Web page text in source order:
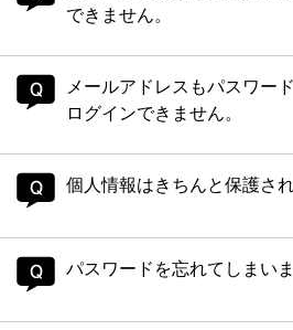
できません。
メールアドレスもパスワー
ログインできません。
個人情報はきちんと保護さ
パスワードを忘れてしまいま